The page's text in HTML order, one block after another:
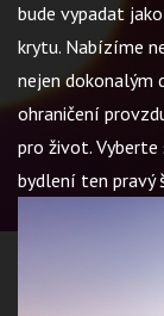
bude vypadat
krytu. Nabízíme
nejen dokonalým
ohraničení
pro život.
bydlení ten pravý